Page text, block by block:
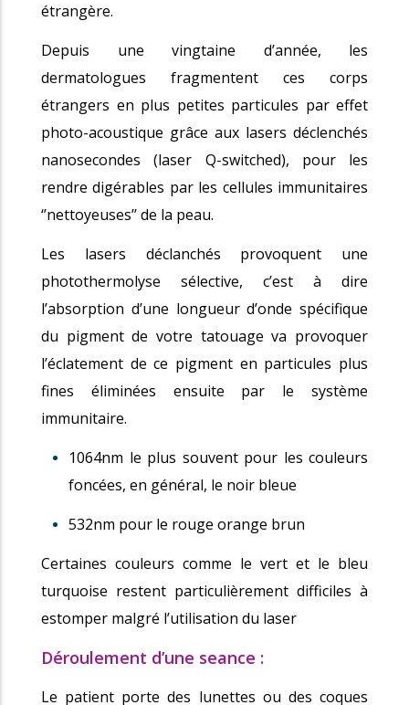
étrangère.
Depuis une vingtaine d’année, les
dermatologues fragmentent ces corps
étrangers en plus petites particules par effet
photo-acoustique grâce aux lasers déclenchés
nanosecondes (laser Q-switched), pour les
rendre digérables par les cellules immunitaires
‘’nettoyeuses’’ de la peau.
Les lasers déclanchés provoquent une
photothermolyse sélective, c’est à dire
l’absorption d’une longueur d’onde spécifique
du pigment de votre tatouage va provoquer
l’éclatement de ce pigment en particules plus
fines éliminées ensuite par le système
immunitaire.
1064nm le plus souvent pour les couleurs
foncées, en général, le noir bleue
532nm pour le rouge orange brun
Certaines couleurs comme le vert et le bleu
turquoise restent particulièrement difficiles à
estomper malgré l’utilisation du laser
Déroulement d’une seance :
Le patient porte des lunettes ou des coques